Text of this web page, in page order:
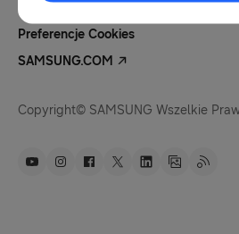
Pliki Cookies
Preferencje Cookies
SAMSUNG.COM
Copyright© SAMSUNG Wszelkie